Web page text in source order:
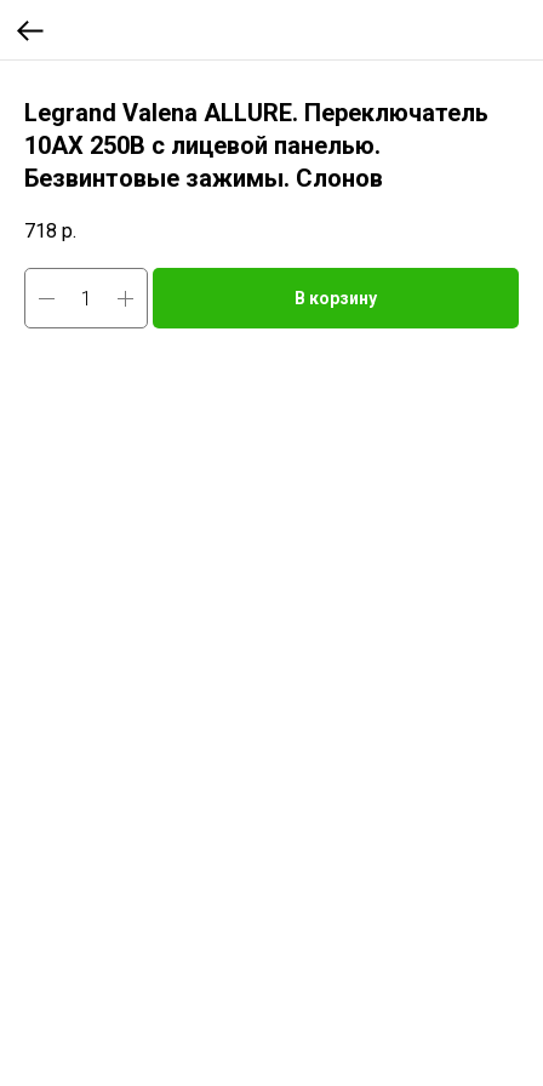
Legrand Valena ALLURE. Переключатель
10АХ 250В с лицевой панелью.
Безвинтовые зажимы. Слонов
718 р.
В корзину